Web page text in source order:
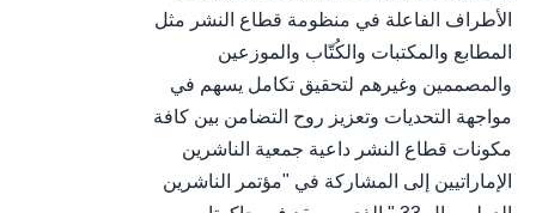
الأطراف الفاعلة في منظومة قطاع النشر مثل
المطابع والمكتبات والكُتّاب والموزعين
والمصممين وغيرهم لتحقيق تكامل يسهم في
مواجهة التحديات وتعزيز روح التضامن بين كافة
مكونات قطاع النشر داعية جمعية الناشرين
الإماراتيين إلى المشاركة في "مؤتمر الناشرين